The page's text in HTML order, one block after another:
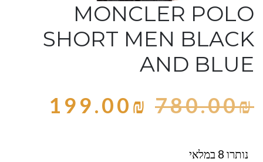
MONCLER POLO
SHORT MEN BLACK
AND BLUE
780.00₪
199.00₪
נותרו 8 במלאי